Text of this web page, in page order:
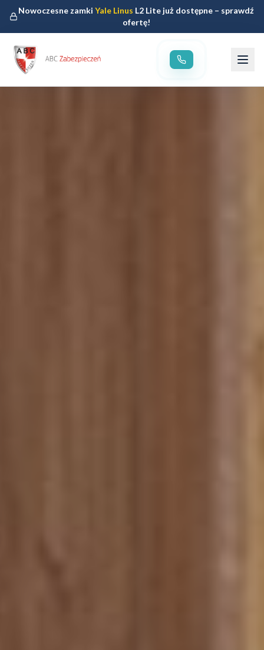
Nowoczesne zamkiYale Linus L2 Lite już dostępne – sprawdź
ofertę!